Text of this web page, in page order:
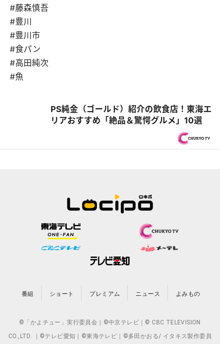
#藤森慎吾
#豊川
#豊川市
#食パン
#高田純次
#魚
PS純金（ゴールド）紹介の飲食店！東海エ
リアおすすめ「絶品＆驚愕グルメ」10選
番組 ショート プレミアム ニュース よみもの
©「かよチュー」実行委員会｜©中京テレビ｜© CBC TELEVISION
CO.,LTD. ｜©テレビ愛知｜©東海テレビ｜©多田かおる/ イタキス製作委員